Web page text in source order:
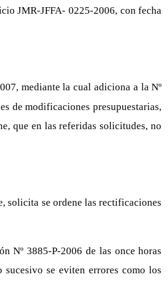
JMR-JFFA- 0225-2006, con fecha
mediante la cual adiciona a la Nº
de modificaciones presupuestarias,
que en las referidas solicitudes, no
solicita se ordene las rectificaciones
Nº 3885-P-2006 de las once horas
se eviten errores como los